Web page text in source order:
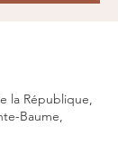
la République,
Baume,